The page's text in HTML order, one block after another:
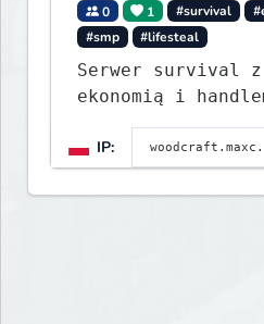
0 1 #survival
#smp
#lifesteal
Serwer survival z
ekonomią i
1.8 - 26.1.1.
IP: